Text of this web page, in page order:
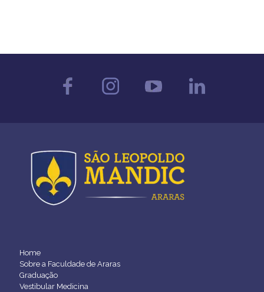
Home
Sobre a Faculdade de Araras
Graduação
Vestibular Medicina